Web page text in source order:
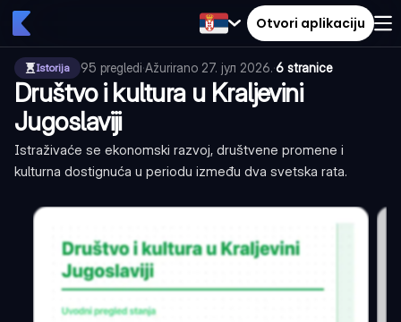
Otvori aplikaciju
Istorija 95 pregledi·Ažurirano 27. јул 2026.·6 stranice
Društvo i kultura u Kraljevini
Jugoslaviji
Istraživaće se ekonomski razvoj, društvene promene i
kulturna dostignuća u periodu između dva svetska rata.